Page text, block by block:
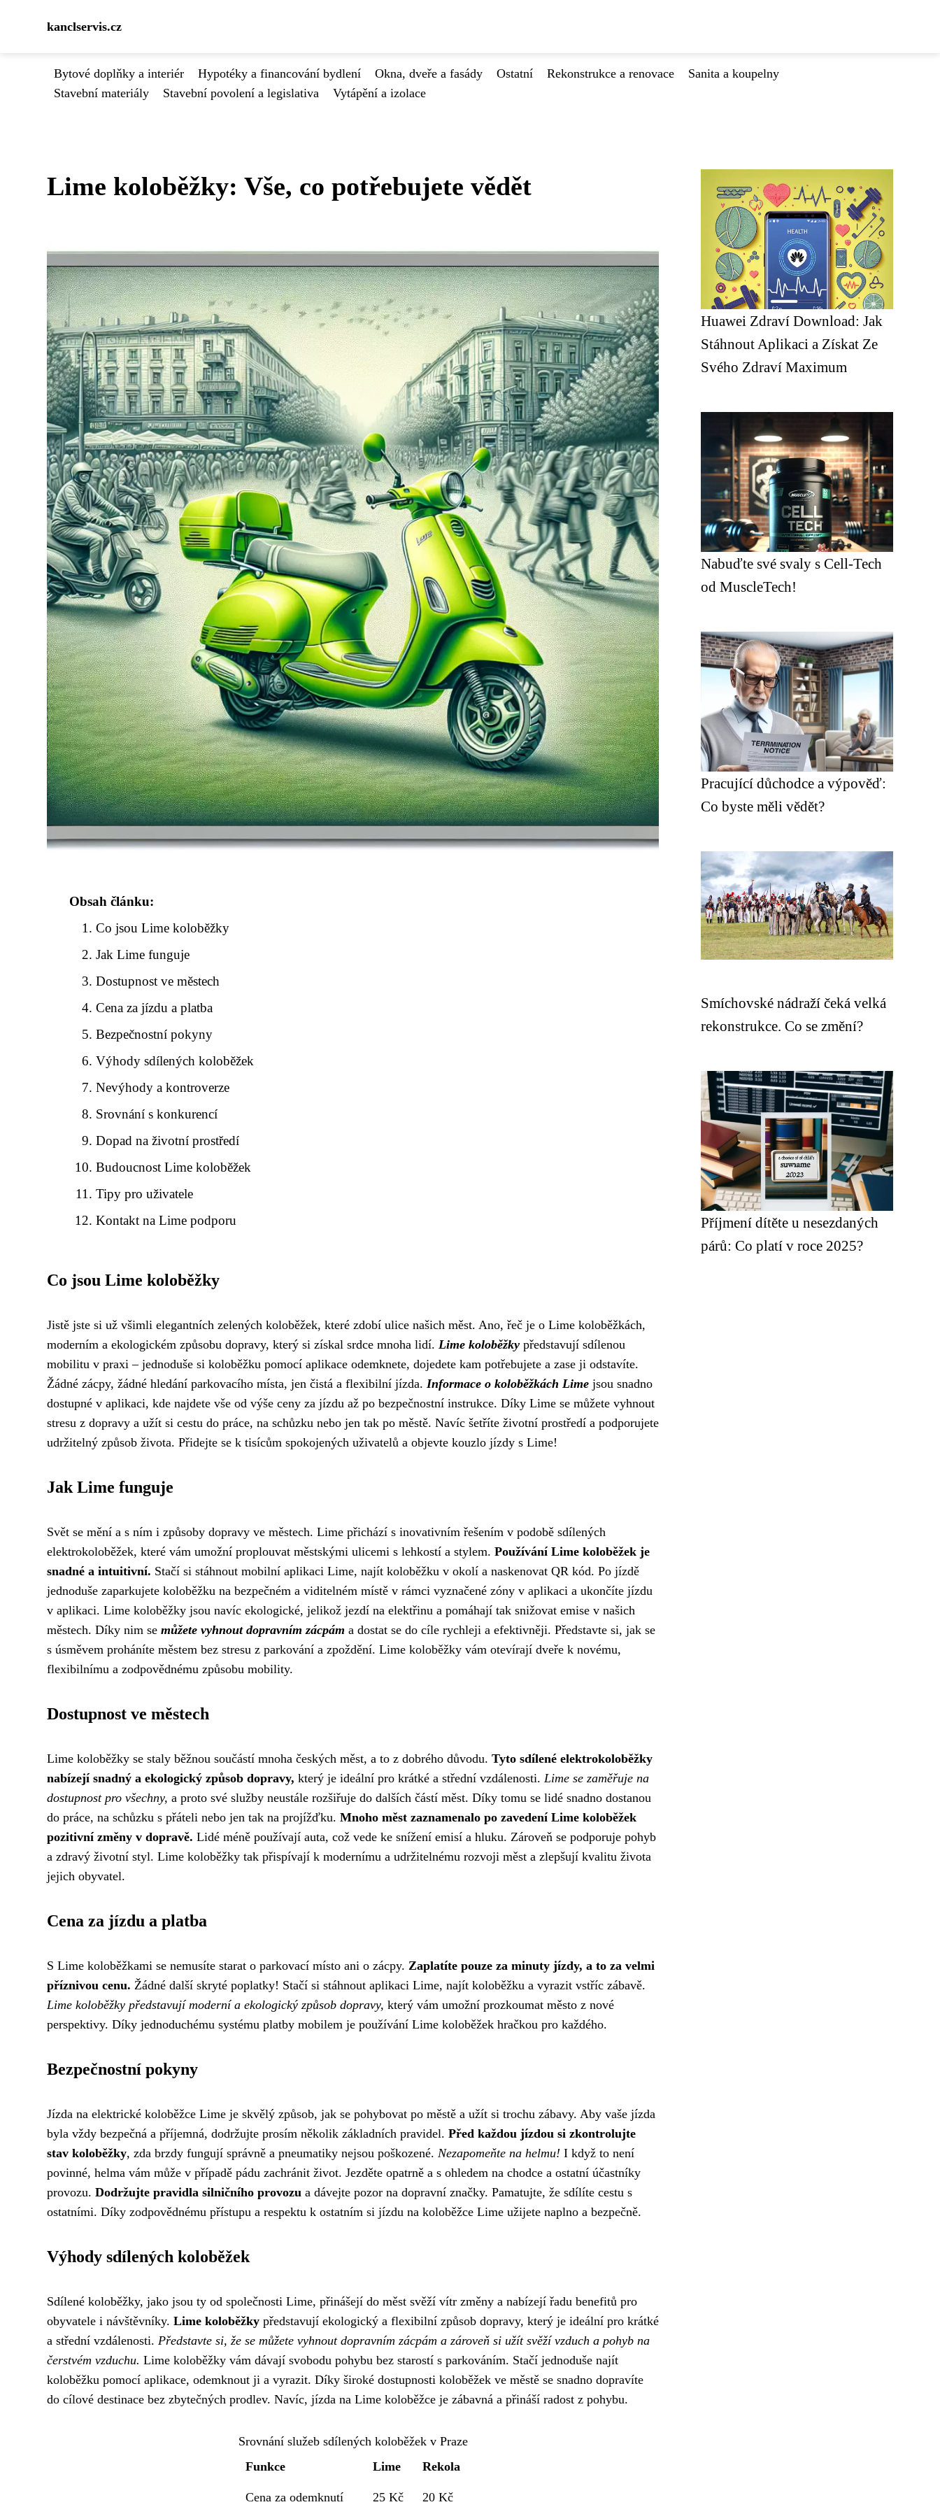
kanclservis.cz
Bytové doplňky a interiér Hypotéky a financování bydlení Okna, dveře a fasády Ostatní Rekonstrukce a renovace
Sanita a koupelny
Stavební materiály
Stavební povolení a legislativa Vytápění a izolace
Lime koloběžky: Vše, co potřebujete vědět
Obsah článku:
Co jsou Lime koloběžky
Jak Lime funguje
Dostupnost ve městech
Cena za jízdu a platba
Bezpečnostní pokyny
Výhody sdílených koloběžek
Nevýhody a kontroverze
Srovnání s konkurencí
Dopad na životní prostředí
Budoucnost Lime koloběžek
Tipy pro uživatele
Kontakt na Lime podporu
Co jsou Lime koloběžky
Jistě jste si už všimli elegantních zelených koloběžek, které zdobí ulice našich měst. Ano, řeč je o Lime koloběžkách,
moderním a ekologickém způsobu dopravy, který si získal srdce mnoha lidí. Lime koloběžky představují sdílenou
mobilitu v praxi – jednoduše si koloběžku pomocí aplikace odemknete, dojedete kam potřebujete a zase ji odstavíte.
Žádné zácpy, žádné hledání parkovacího místa, jen čistá a flexibilní jízda. Informace o koloběžkách Lime jsou snadno
dostupné v aplikaci, kde najdete vše od výše ceny za jízdu až po bezpečnostní instrukce. Díky Lime se můžete vyhnout
stresu z dopravy a užít si cestu do práce, na schůzku nebo jen tak po městě. Navíc šetříte životní prostředí a podporujete
udržitelný způsob života. Přidejte se k tisícům spokojených uživatelů a objevte kouzlo jízdy s Lime!
Jak Lime funguje
Svět se mění a s ním i způsoby dopravy ve městech. Lime přichází s inovativním řešením v podobě sdílených
elektrokoloběžek, které vám umožní proplouvat městskými ulicemi s lehkostí a stylem. Používání Lime koloběžek je
snadné a intuitivní. Stačí si stáhnout mobilní aplikaci Lime, najít koloběžku v okolí a naskenovat QR kód. Po jízdě
jednoduše zaparkujete koloběžku na bezpečném a viditelném místě v rámci vyznačené zóny v aplikaci a ukončíte jízdu
v aplikaci. Lime koloběžky jsou navíc ekologické, jelikož jezdí na elektřinu a pomáhají tak snižovat emise v našich
městech. Díky nim se můžete vyhnout dopravním zácpám a dostat se do cíle rychleji a efektivněji. Představte si, jak se
s úsměvem proháníte městem bez stresu z parkování a zpoždění. Lime koloběžky vám otevírají dveře k novému,
flexibilnímu a zodpovědnému způsobu mobility.
Dostupnost ve městech
Lime koloběžky se staly běžnou součástí mnoha českých měst, a to z dobrého důvodu. Tyto sdílené elektrokoloběžky
nabízejí snadný a ekologický způsob dopravy, který je ideální pro krátké a střední vzdálenosti. Lime se zaměřuje na
dostupnost pro všechny, a proto své služby neustále rozšiřuje do dalších částí měst. Díky tomu se lidé snadno dostanou
do práce, na schůzku s přáteli nebo jen tak na projížďku. Mnoho měst zaznamenalo po zavedení Lime koloběžek
pozitivní změny v dopravě. Lidé méně používají auta, což vede ke snížení emisí a hluku. Zároveň se podporuje pohyb
a zdravý životní styl. Lime koloběžky tak přispívají k modernímu a udržitelnému rozvoji měst a zlepšují kvalitu života
jejich obyvatel.
Cena za jízdu a platba
S Lime koloběžkami se nemusíte starat o parkovací místo ani o zácpy. Zaplatíte pouze za minuty jízdy, a to za velmi
příznivou cenu. Žádné další skryté poplatky! Stačí si stáhnout aplikaci Lime, najít koloběžku a vyrazit vstříc zábavě.
Lime koloběžky představují moderní a ekologický způsob dopravy, který vám umožní prozkoumat město z nové
perspektivy. Díky jednoduchému systému platby mobilem je používání Lime koloběžek hračkou pro každého.
Bezpečnostní pokyny
Jízda na elektrické koloběžce Lime je skvělý způsob, jak se pohybovat po městě a užít si trochu zábavy. Aby vaše jízda
byla vždy bezpečná a příjemná, dodržujte prosím několik základních pravidel. Před každou jízdou si zkontrolujte
stav koloběžky, zda brzdy fungují správně a pneumatiky nejsou poškozené. Nezapomeňte na helmu! I když to není
povinné, helma vám může v případě pádu zachránit život. Jezděte opatrně a s ohledem na chodce a ostatní účastníky
provozu. Dodržujte pravidla silničního provozu a dávejte pozor na dopravní značky. Pamatujte, že sdílíte cestu s
ostatními. Díky zodpovědnému přístupu a respektu k ostatním si jízdu na koloběžce Lime užijete naplno a bezpečně.
Výhody sdílených koloběžek
Sdílené koloběžky, jako jsou ty od společnosti Lime, přinášejí do měst svěží vítr změny a nabízejí řadu benefitů pro
obyvatele i návštěvníky. Lime koloběžky představují ekologický a flexibilní způsob dopravy, který je ideální pro krátké
a střední vzdálenosti. Představte si, že se můžete vyhnout dopravním zácpám a zároveň si užít svěží vzduch a pohyb na
čerstvém vzduchu. Lime koloběžky vám dávají svobodu pohybu bez starostí s parkováním. Stačí jednoduše najít
koloběžku pomocí aplikace, odemknout ji a vyrazit. Díky široké dostupnosti koloběžek ve městě se snadno dopravíte
do cílové destinace bez zbytečných prodlev. Navíc, jízda na Lime koloběžce je zábavná a přináší radost z pohybu.
Srovnání služeb sdílených koloběžek v Praze
Funkce
Lime Rekola
Cena za odemknutí 25 Kč 20 Kč
Huawei Zdraví Download: Jak
Stáhnout Aplikaci a Získat Ze
Svého Zdraví Maximum
Nabuďte své svaly s Cell-Tech
od MuscleTech!
Pracující důchodce a výpověď:
Co byste měli vědět?
Smíchovské nádraží čeká velká
rekonstrukce. Co se změní?
Příjmení dítěte u nesezdaných
párů: Co platí v roce 2025?